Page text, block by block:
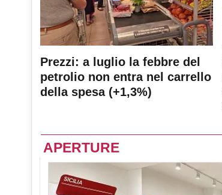
Prezzi: a luglio la febbre del
petrolio non entra nel carrello
della spesa (+1,3%)
APERTURE